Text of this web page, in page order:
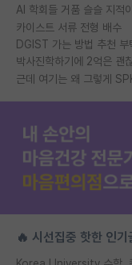
AI 학회들 거품 슬슬 지적
카이스트 서류 전형 배수
DGIST 가는 방법 추천 부
근데 여기는 왜 그렇게
🔥 시선집중 핫한 인기